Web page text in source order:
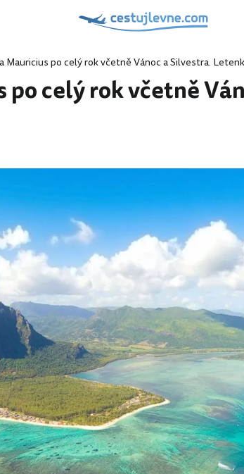
Mauricius po celý rok včetně Vánoc a Silvestra.
celý rok včetně